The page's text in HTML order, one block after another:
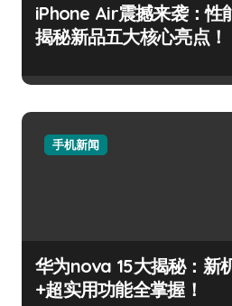
iPhone Air震撼来袭：性
揭秘新品五大核心亮点！
手机新闻
华为nova 15大揭秘：新
+超实用功能全掌握！